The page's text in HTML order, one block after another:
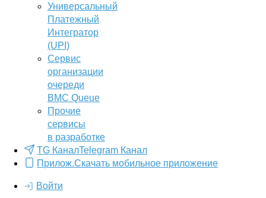
Универсальный
Платежный
Интегратор
(UPI)
Сервис
организации
очереди
BMC Queue
Прочие
сервисы
в разработке
TG КаналTelegram Канал
Прилож.Скачать мобильное приложение
Войти